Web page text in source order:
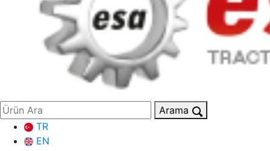
Arama
TR
EN